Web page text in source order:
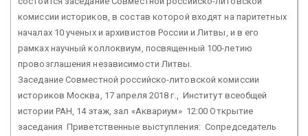
комиссии историков, в состав которой входят на паритетных
началах 10 ученых и архивистов России и Литвы, и в его
рамках научный коллоквиум, посвященный 100-летию
провозглашения независимости Литвы.
Заседание Совместной российско-литовской комиссии
историков Москва, 17 апреля 2018 г., Институт всеобщей
истории РАН, 14 этаж, зал «Аквариум» 12:00 Открытие
заседания Приветственные выступления: Сопредседатель